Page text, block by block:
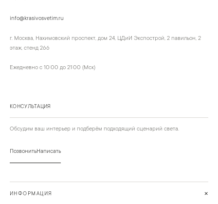
info@krasivosvetim.ru
г. Москва, Нахимовский проспект, дом 24, ЦДиИ Экспострой, 2 павильон, 2
этаж, стенд 266
Ежедневно с 10:00 до 21:00 (Мск)
КОНСУЛЬТАЦИЯ
Обсудим ваш интерьер и подберём подходящий сценарий света.
ПозвонитьНаписать
ИНФОРМАЦИЯ +